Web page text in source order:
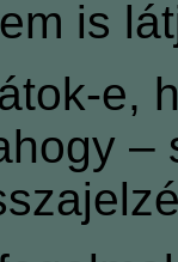
is
e,
–